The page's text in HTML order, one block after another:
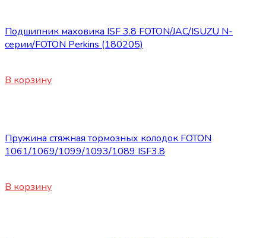
Подшипник маховика ISF 3.8 FOTON/JAC/ISUZU N-
серии/FOTON Perkins (180205)
В корзину
Пружина стяжная тормозных колодок FOTON
1061/1069/1099/1093/1089 ISF3.8
В корзину